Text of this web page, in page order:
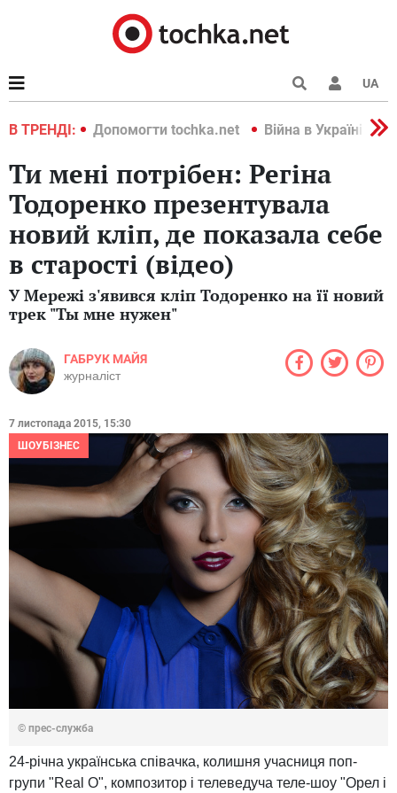
UA
В ТРЕНДІ:
2022 Допомогти tochka.net Війна в Україні 2022
Ти мені потрібен: Регіна
Тодоренко презентувала
новий кліп, де показала себе
в старості (відео)
У Мережі з'явився кліп Тодоренко на її новий
трек "Ты мне нужен"
ГАБРУК МАЙЯ
журналіст
7 листопада 2015, 15:30
ШОУБІЗНЕС
© прес-служба
24-річна українська співачка, колишня учасниця поп-
групи "Real O", композитор і телеведуча теле-шоу "Орел і